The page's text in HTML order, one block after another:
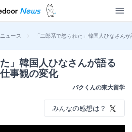
ュース > 「二郎系で怒られた」韓国人ひなさん
」韓国人ひなさんが語る
事観の変化
パクくんの東大留学
みんなの感想は？